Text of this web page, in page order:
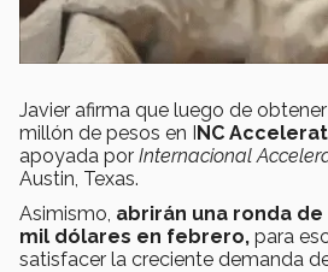
Javier afirma que luego de
millón de pesos en INC
apoyada por Internacional
Austin, Texas.
Asimismo, abrirán una ronda
mil dólares en febrero, para
satisfacer la creciente demanda